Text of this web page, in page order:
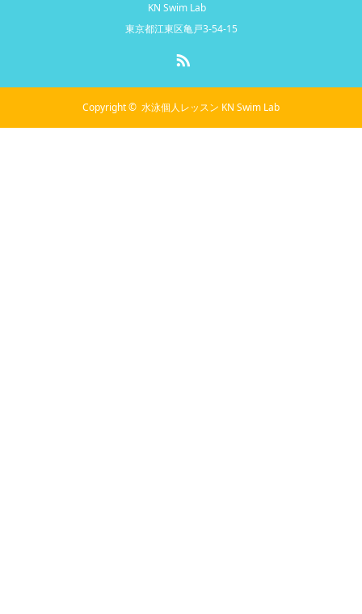
KN Swim Lab
東京都江東区亀戸3-54-15
Copyright © 水泳個人レッスン KN Swim Lab